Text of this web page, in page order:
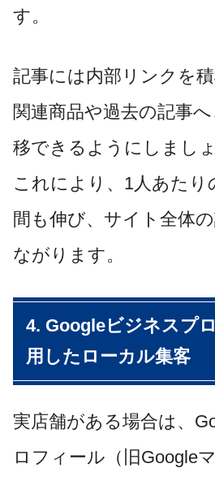
す。
記事には内部リンクを積
関連商品や過去の記事
移できるようにしましょ
これにより、1人あたり
間も伸び、サイト全体
ながります。
4. Googleビジネスプ
用したローカル集客
実店舗がある場合は、
ロフィール（旧Google